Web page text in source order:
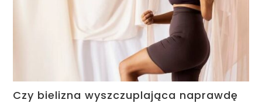
Czy bielizna wyszczuplająca naprawdę